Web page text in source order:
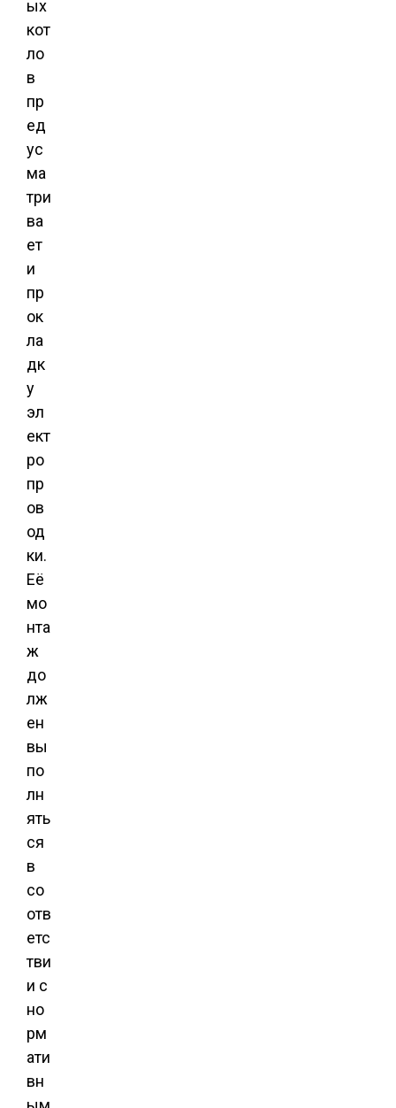
ых
кот
ло
в
пр
ед
ус
ма
три
ва
ет
и
пр
ок
ла
дк
у
эл
ект
ро
пр
ов
од
ки.
Её
мо
нта
ж
до
лж
ен
вы
по
лн
ять
ся
в
со
отв
етс
тви
и с
но
рм
ати
вн